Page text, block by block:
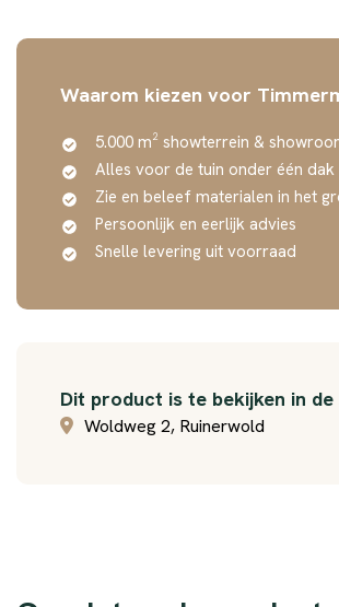
Waarom kiezen voor
5.000 m² showterrein &
Alles voor de tuin onder één dak
Zie en beleef materialen in het
Persoonlijk en eerlijk advies
Snelle levering uit voorraad
Dit product is te bekijken in
Woldweg 2, Ruinerwold